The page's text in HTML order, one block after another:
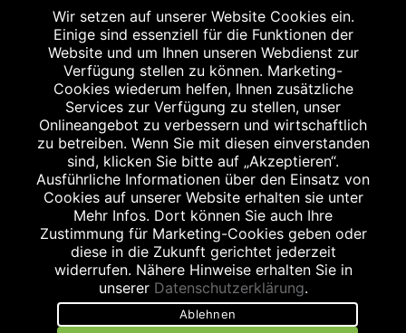
Abgabe in haushaltsüblichen Mengen, solange der Vorrat reicht. Für Druck-
und Satzfehler keine Haftung.
Zu Risiken und Nebenwirkungen lesen Sie die Packungsbeilage und fragen
Sie Ihren Arzt oder Apotheker.
Angabe nach der deutschen Arzneimitteltaxe Apothekenerstattungspreis
(AEP). Der AEP ist keine unverbindliche Preisempfehlung der Hersteller. Der
AEP ist ein von den Apotheken in Ansatz gebrachter Preis für rezeptfreie
Arzneimittel. Er entspricht in der Höhe dem für Apotheken verbindlichen
Abgabepreis, zu dem eine Apotheke in bestimmten Fällen (z.B. bei Kindern
unter 12 Jahren) das Produkt mit der gesetzlichen Krankenversicherung
abrechnet. Der AEP ist der allgemeine Erstattungspreis im Falle einer
Kostenübernahme durch die gesetzlichen Krankenkassen, vor Abzug eines
Zwangsrabattes (zur Zeit 5%) nach §130 Abs. 1 SGB V.
Unverbindliche Preisempfehlung des Herstellers (UVP).
powered by apovena.de
Wir setzen auf unserer Website Cookies ein.
Einige sind essenziell für die Funktionen der
Website und um Ihnen unseren Webdienst zur
Verfügung stellen zu können. Marketing-
Cookies wiederum helfen, Ihnen zusätzliche
Services zur Verfügung zu stellen, unser
Onlineangebot zu verbessern und wirtschaftlich
zu betreiben. Wenn Sie mit diesen einverstanden
sind, klicken Sie bitte auf „Akzeptieren“.
Ausführliche Informationen über den Einsatz von
Cookies auf unserer Website erhalten sie unter
Mehr Infos. Dort können Sie auch Ihre
Zustimmung für Marketing-Cookies geben oder
diese in die Zukunft gerichtet jederzeit
widerrufen. Nähere Hinweise erhalten Sie in
unserer Datenschutzerklärung.
Ablehnen